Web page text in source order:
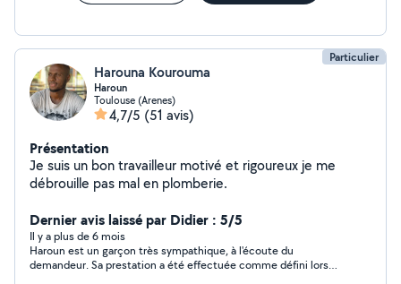
Particulier
Harouna Kourouma
Haroun
Toulouse (Arenes)
4,7/5 (51 avis)
Présentation
Je suis un bon travailleur motivé et rigoureux je me
débrouille pas mal en plomberie.
Dernier avis laissé par Didier : 5/5
Il y a plus de 6 mois
Haroun est un garçon très sympathique, à l'écoute du
demandeur. Sa prestation a été effectuée comme défini lors